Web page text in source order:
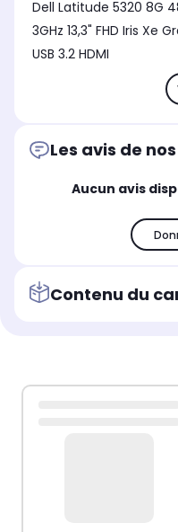
Dell Latitude 5320 8G
3GHz 13,3" FHD Iris Xe
USB 3.2 HDMI
Les avis de
Aucun avis
Contenu du